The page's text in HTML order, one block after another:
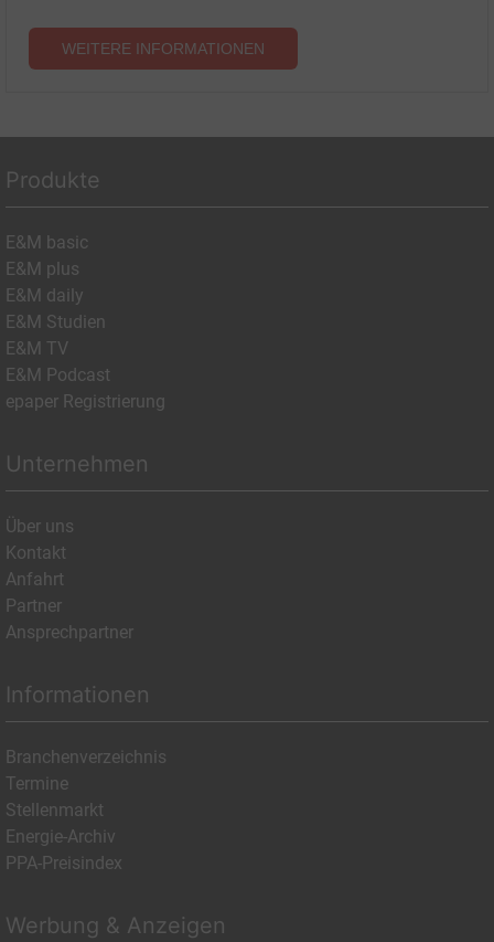
WEITERE INFORMATIONEN
Produkte
E&M basic
E&M plus
E&M daily
E&M Studien
E&M TV
E&M Podcast
epaper Registrierung
Unternehmen
Über uns
Kontakt
Anfahrt
Partner
Ansprechpartner
Informationen
Branchenverzeichnis
Termine
Stellenmarkt
Energie-Archiv
PPA-Preisindex
Werbung & Anzeigen